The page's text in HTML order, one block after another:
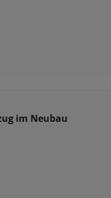
im Neubau